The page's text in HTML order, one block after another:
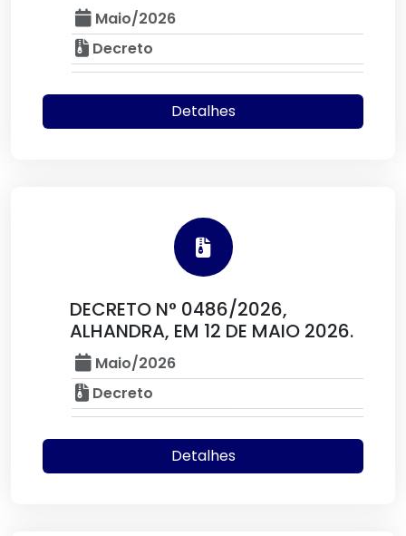
Maio/2026
Decreto
Detalhes
DECRETO N° 0486/2026,
ALHANDRA, EM 12 DE MAIO 2026.
Maio/2026
Decreto
Detalhes